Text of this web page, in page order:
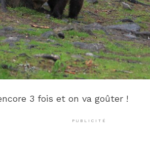
3 fois et on va goûter !
PUBLICITÉ